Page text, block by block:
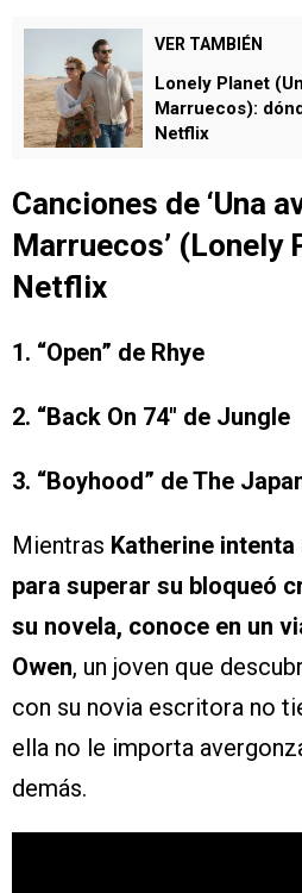
VER TAMBIÉN
Lonely Planet
Marruecos):
Netflix
Canciones de ‘Una
Marruecos’ (Lonely
Netflix
1. “Open” de Rhye
2. “Back On 74″ de Jungle
3. “Boyhood” de The
Mientras Katherine
para superar su bloqueó
su novela, conoce en un
Owen, un joven que
con su novia escritora no
ella no le importa
demás.